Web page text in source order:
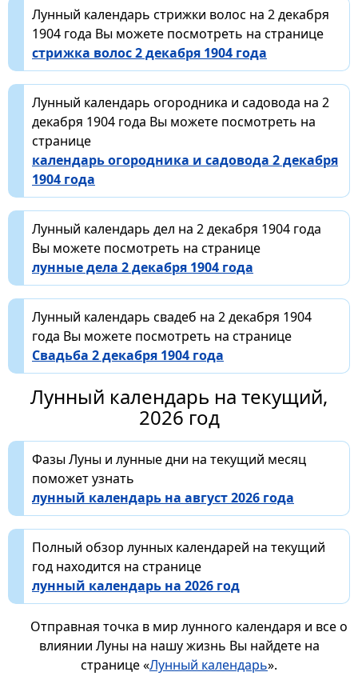
Лунный календарь стрижки волос на 2 декабря
1904 года Вы можете посмотреть на странице
стрижка волос 2 декабря 1904 года
Лунный календарь огородника и садовода на 2
декабря 1904 года Вы можете посмотреть на
странице
календарь огородника и садовода 2 декабря
1904 года
Лунный календарь дел на 2 декабря 1904 года
Вы можете посмотреть на странице
лунные дела 2 декабря 1904 года
Лунный календарь свадеб на 2 декабря 1904
года Вы можете посмотреть на странице
Свадьба 2 декабря 1904 года
Лунный календарь на текущий,
2026 год
Фазы Луны и лунные дни на текущий месяц
поможет узнать
лунный календарь на август 2026 года
Полный обзор лунных календарей на текущий
год находится на странице
лунный календарь на 2026 год
Отправная точка в мир лунного календаря и все о
влиянии Луны на нашу жизнь Вы найдете на
странице «Лунный календарь».